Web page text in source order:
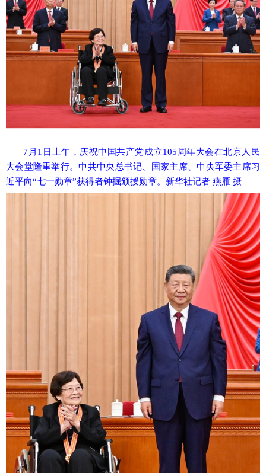
7月1日上午，庆祝中国共产党成立105周年大会在北京人民
大会堂隆重举行。中共中央总书记、国家主席、中央军委主席习
近平向“七一勋章”获得者钟掘颁授勋章。新华社记者 燕雁 摄